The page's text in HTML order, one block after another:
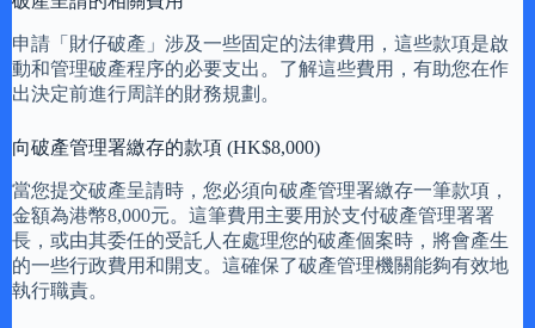
申請「財仔破產」涉及一些固定的法律費用，這些款項是啟
動和管理破產程序的必要支出。了解這些費用，有助您在作
出決定前進行周詳的財務規劃。
向破產管理署繳存的款項 (HK$8,000)
當您提交破產呈請時，您必須向破產管理署繳存一筆款項，
金額為港幣8,000元。這筆費用主要用於支付破產管理署署
長，或由其委任的受託人在處理您的破產個案時，將會產生
的一些行政費用和開支。這確保了破產管理機關能夠有效地
執行職責。